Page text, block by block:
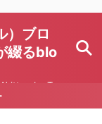
）ブロ
綴るblo
by To